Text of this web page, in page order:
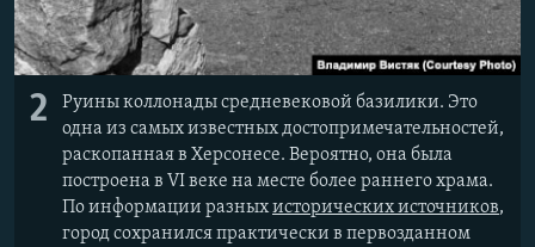
2
Руины коллонады средневековой базилики. Это
одна из самых известных достопримечательностей,
раскопанная в Херсонесе. Вероятно, она была
построена в VI веке на месте более раннего храма.
По информации разныхисторических источников,
город сохранился практически в первозданном